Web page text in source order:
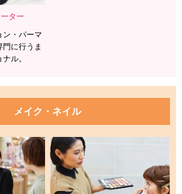
ター
ン・パーマ
門に行う ま
ル。
メイク・ネイル